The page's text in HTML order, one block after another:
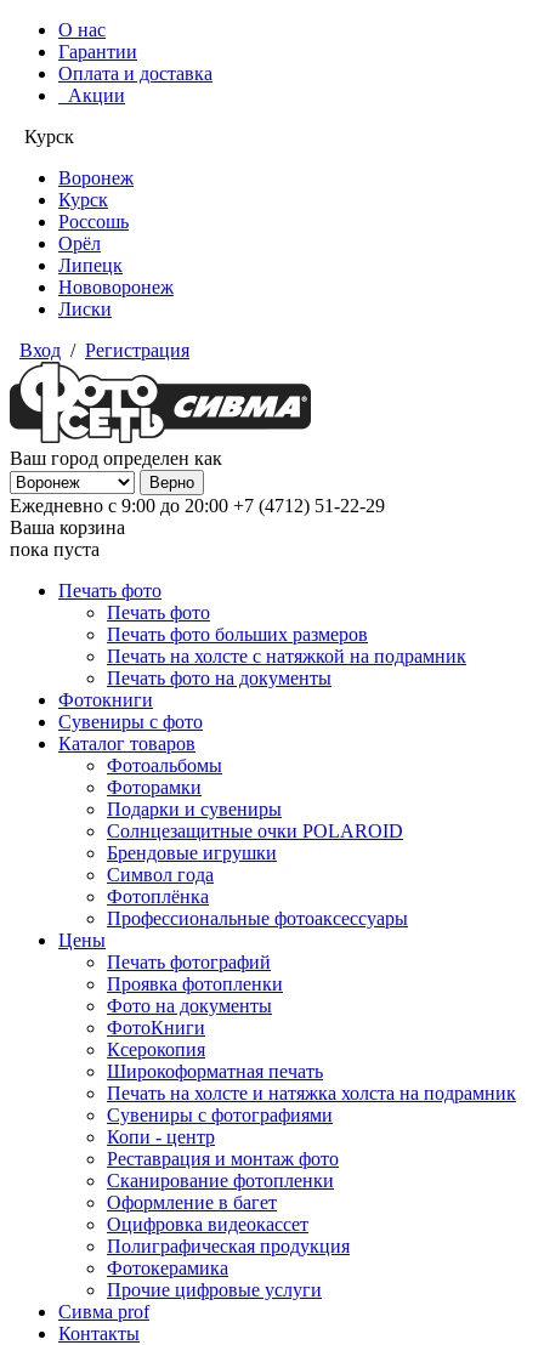
О нас
Гарантии
Оплата и доставка
Акции
Курск
Воронеж
Курск
Россошь
Орёл
Липецк
Нововоронеж
Лиски
Вход / Регистрация
Ваш город определен как
Ежедневно с 9:00 до 20:00 +7 (4712) 51-22-29
Ваша корзина
пока пуста
Печать фото
Печать фото
Печать фото больших размеров
Печать на холсте с натяжкой на подрамник
Печать фото на документы
Фотокниги
Сувениры с фото
Каталог товаров
Фотоальбомы
Фоторамки
Подарки и сувениры
Солнцезащитные очки POLAROID
Брендовые игрушки
Символ года
Фотоплёнка
Профессиональные фотоаксессуары
Цены
Печать фотографий
Проявка фотопленки
Фото на документы
ФотоКниги
Ксерокопия
Широкоформатная печать
Печать на холсте и натяжка холста на подрамник
Сувениры с фотографиями
Копи - центр
Реставрация и монтаж фото
Сканирование фотопленки
Оформление в багет
Оцифровка видеокассет
Полиграфическая продукция
Фотокерамика
Прочие цифровые услуги
Сивма prof
Контакты